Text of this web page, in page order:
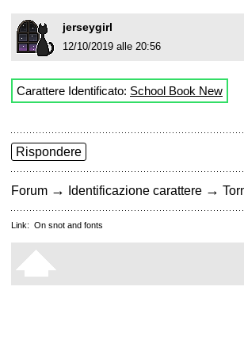
jerseygirl
12/10/2019 alle 20:56
Carattere Identificato: School Book New
Rispondere
Forum → Identificazione carattere →
Link: On snot and fonts